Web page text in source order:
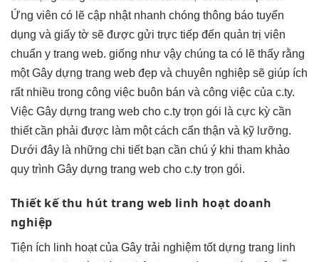
Ứng viên có lẽ cập nhật nhanh chóng thông báo tuyển
dụng và giấy tờ sẽ được gửi trực tiếp đến quản trị viên
chuẩn y trang web. giống như vậy chúng ta có lẽ thấy rằng
một Gây dựng trang web đẹp và chuyên nghiệp sẽ giúp ích
rất nhiều trong công việc buôn bán và công việc của c.ty.
Việc Gây dựng trang web cho c.ty trọn gói là cực kỳ cần
thiết cần phải được làm một cách cẩn thận và kỹ lưỡng.
Dưới đây là những chi tiết bạn cần chú ý khi tham khảo
quy trình Gây dựng trang web cho c.ty trọn gói.
Thiết kếthu hút trang web linh hoạt doanh
nghiệp
Tiện ích linh hoạtcủa Gây trải nghiệm tốtdựng trang linh